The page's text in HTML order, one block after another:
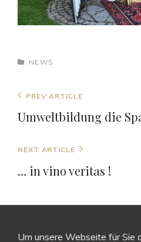
CATEGORIES
NEWS
Beitrags-
Navigation
Previous
Post
PREV ARTICLE
Umweltbildung die
Next
Post
NEXT ARTICLE
… in vino veritas !
Um unsere Webseite für Sie